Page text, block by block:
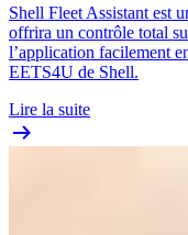
Shell Fleet Assistant est
offrira un contrôle total
l’application facilement
EETS4U de Shell.
Lire la suite